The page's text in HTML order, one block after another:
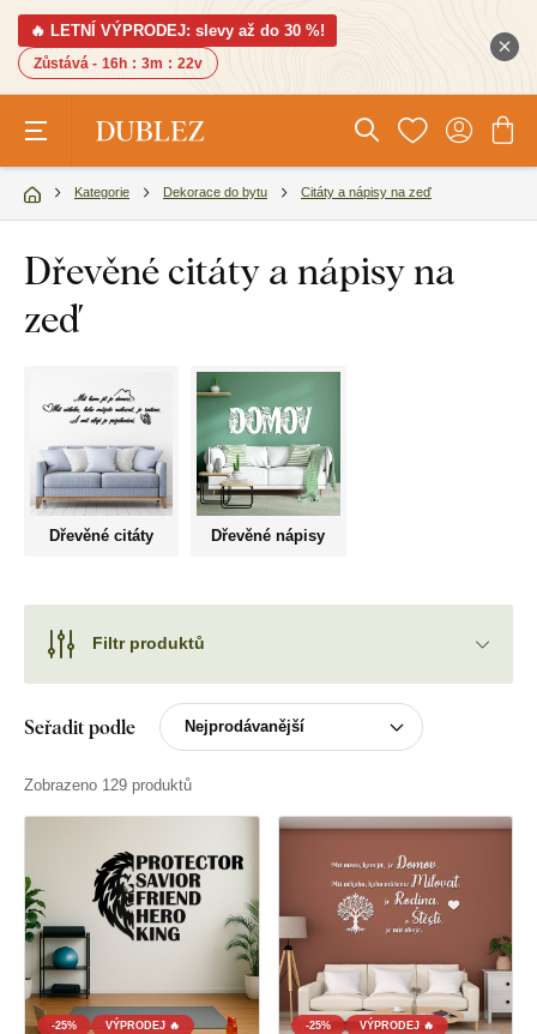
🔥 LETNÍ VÝPRODEJ: slevy až do 30 %!
Zůstává - 16h : 3m : 21v
Kategorie Dekorace do bytu Citáty a nápisy na zeď
Dřevěné citáty a nápisy na
zeď
Dřevěné citáty Dřevěné nápisy
Filtr produktů
Seřadit podle
Zobrazeno 129 produktů
-25% VÝPRODEJ 🔥 -25% VÝPRODEJ 🔥